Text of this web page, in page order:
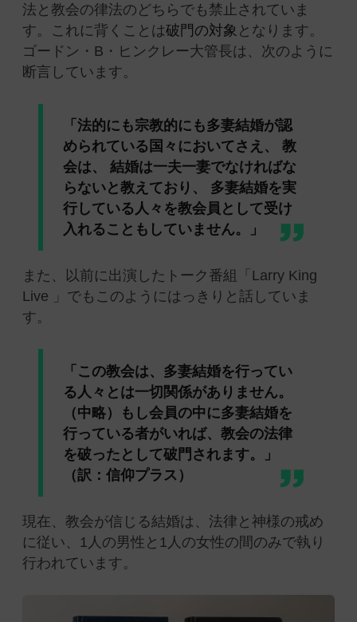
法と教会の律法のどちらでも禁止されていま
す。これに背くことは破門の対象 となります。
ゴードン・B・ヒンクレー大管長は、次のように
断言しています。
「法的にも宗教的にも多妻結婚が認
められている国々においてさえ、 教
会は、 結婚は一夫一妻でなければな
らないと教えており、 多妻結婚を実
行している人々を教会員として受け
入れることもしていません。」
また、以前に出演したトーク番組「Larry King
Live 」でもこのようにはっきりと話していま
す。
「この教会は、多妻結婚を行ってい
る人々とは一切関係がありません。
（中略）もし会員の中に多妻結婚を
行っている者がいれば、教会の法律
を破ったとして破門されます。」
（訳：信仰プラス）
現在、教会が信じる結婚は、法律と神様の戒め
に従い、1人の男性と1人の女性の間のみで執り
行われています。